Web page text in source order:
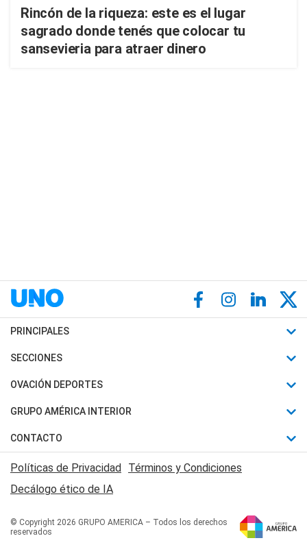
Rincón de la riqueza: este es el lugar
sagrado donde tenés que colocar tu
sansevieria para atraer dinero
PRINCIPALES
Últimas Noticias
Política
Judiciales
Economia
SECCIONES
Horóscopo
Motores
Trucos caseros
Series y Películas
Edictos y Solicitadas
OVACIÓN DEPORTES
Fútbol
Mundial
Automovilismo
Rugby
Básquet
GRUPO AMÉRICA INTERIOR
Canal 7 en Vivo
San Juan 8
CONTACTO
Acerca de Nosotros
Contactanos
Políticas de Privacidad Términos y Condiciones
Decálogo ético de IA
© Copyright 2026 GRUPO AMERICA – Todos los derechos
reservados